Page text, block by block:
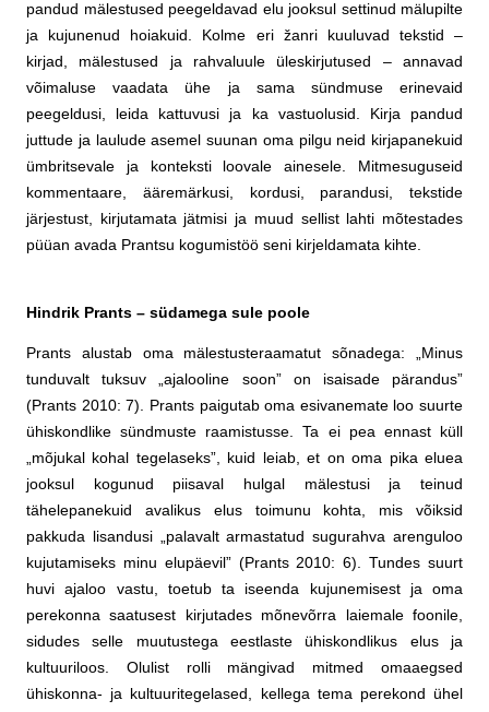
pandud mälestused peegeldavad elu jooksul settinud mälupilte
ja kujunenud hoiakuid. Kolme eri žanri kuuluvad tekstid –
kirjad, mälestused ja rahvaluule üleskirjutused – annavad
võimaluse vaadata ühe ja sama sündmuse erinevaid
peegeldusi, leida kattuvusi ja ka vastuolusid. Kirja pandud
juttude ja laulude asemel suunan oma pilgu neid kirjapanekuid
ümbritsevale ja konteksti loovale ainesele. Mitmesuguseid
kommentaare, ääremärkusi, kordusi, parandusi, tekstide
järjestust, kirjutamata jätmisi ja muud sellist lahti mõtestades
püüan avada Prantsu kogumistöö seni kirjeldamata kihte.
Hindrik Prants – südamega sule poole
Prants alustab oma mälestusteraamatut sõnadega: „Minus
tunduvalt tuksuv „ajalooline soon” on isaisade pärandus”
(Prants 2010: 7). Prants paigutab oma esivanemate loo suurte
ühiskondlike sündmuste raamistusse. Ta ei pea ennast küll
„mõjukal kohal tegelaseks”, kuid leiab, et on oma pika eluea
jooksul kogunud piisaval hulgal mälestusi ja teinud
tähelepanekuid avalikus elus toimunu kohta, mis võiksid
pakkuda lisandusi „palavalt armastatud sugurahva arenguloo
kujutamiseks minu elupäevil” (Prants 2010: 6). Tundes suurt
huvi ajaloo vastu, toetub ta iseenda kujunemisest ja oma
perekonna saatusest kirjutades mõnevõrra laiemale foonile,
sidudes selle muutustega eestlaste ühiskondlikus elus ja
kultuuriloos. Olulist rolli mängivad mitmed omaaegsed
ühiskonna- ja kultuuritegelased, kellega tema perekond ühel